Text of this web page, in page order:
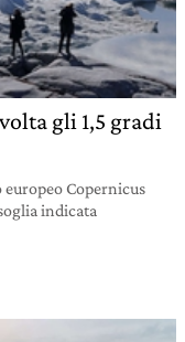
gli 1,5 gradi
Copernicus
indicata